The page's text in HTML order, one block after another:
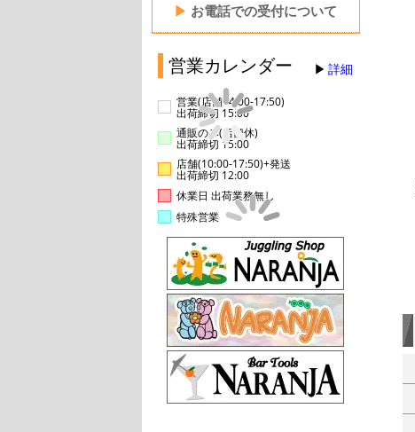
▶ お電話での受付について
営業カレンダー 詳細
営業(店舗14:00-17:50)
出荷締切 15:00
通販のみ(店舗休)
出荷締切 15:00
店舗(10:00-17:50)+発送
出荷締切 12:00
休業日 出荷業務無し
特殊営業